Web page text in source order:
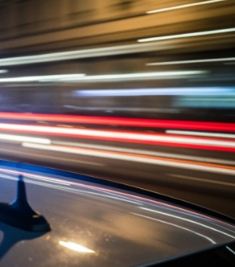
Fryzjer
Kino
Poczta